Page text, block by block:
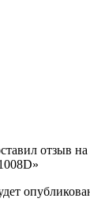
отзыв